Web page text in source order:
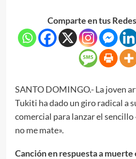
Comparte en tus
SANTO DOMINGO.- La joven
Tukiti ha dado un giro radical a
comercial para lanzar el sencillo
no me mate».
Canción en respuesta a